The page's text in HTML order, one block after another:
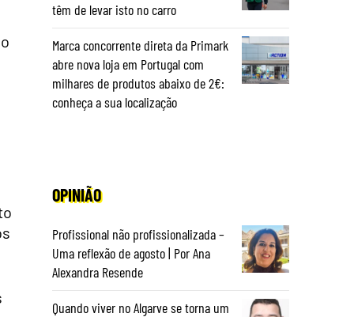
têm de levar isto no carro
Marca concorrente direta da Primark
abre nova loja em Portugal com
milhares de produtos abaixo de 2€:
conheça a sua localização
OPINIÃO
Profissional não profissionalizada –
Uma reflexão de agosto | Por Ana
Alexandra Resende
Quando viver no Algarve se torna um